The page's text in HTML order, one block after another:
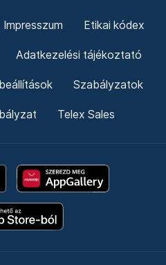
Impresszum Etikai kódex
Adatkezelési tájékoztató
Szabályzatok
Telex Sales